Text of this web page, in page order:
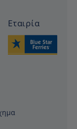
Εταιρία